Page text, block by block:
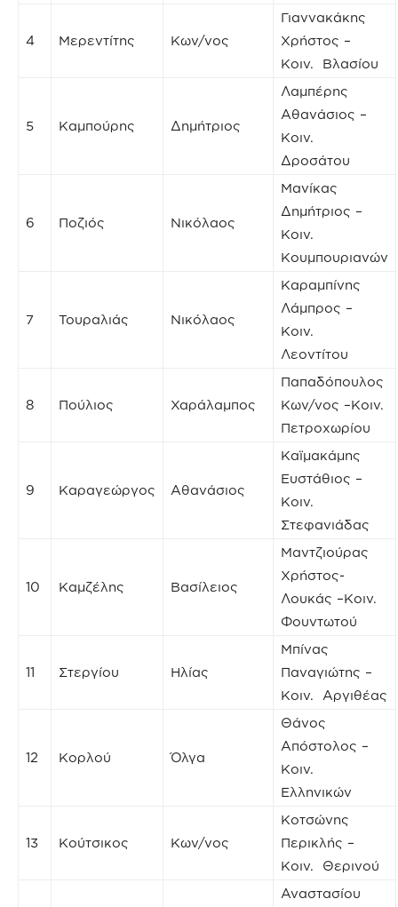
4 Μερεντίτης Κων/νος
Γιαννακάκης
Χρήστος –
Κοιν. Βλασίου
5 Καμπούρης Δημήτριος
Λαμπέρης
Αθανάσιος –
Κοιν.
Δροσάτου
6 Ποζιός Νικόλαος
Μανίκας
Δημήτριος –
Κοιν.
Κουμπουριανών
7 Τουραλιάς Νικόλαος
Καραμπίνης
Λάμπρος –
Κοιν.
Λεοντίτου
8 Πούλιος Χαράλαμπος
Παπαδόπουλος
Κων/νος –Κοιν.
Πετροχωρίου
9 Καραγεώργος Αθανάσιος
Καϊμακάμης
Ευστάθιος –
Κοιν.
Στεφανιάδας
10 Καμζέλης Βασίλειος
Μαντζιούρας
Χρήστος-
Λουκάς –Κοιν.
Φουντωτού
11 Στεργίου Ηλίας
Μπίνας
Παναγιώτης –
Κοιν. Αργιθέας
12 Κορλού Όλγα
Θάνος
Απόστολος –
Κοιν.
Ελληνικών
13 Κούτσικος Κων/νος
Κοτσώνης
Περικλής –
Κοιν. Θερινού
Αναστασίου